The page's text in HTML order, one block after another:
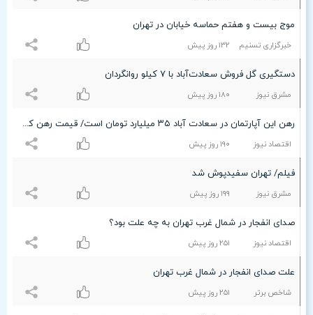
موج بیست و هفتم حماسه خیابان در تهران
خبرگزاری تسنیم ۱٣۲ روز پیش
دستگیری گل فروش سعادت‌آباد با ۷ کیلو روانگردان
مشرق نیوز ۱۸۰ روز پیش
رهن این آپارتمان در سعادت آباد ٣۵ میلیارد تومان است/ قیمت رهن کامل آپارتمان نوساز در غرب تهران+جدول
اقتصاد نیوز ۱٩۰ روز پیش
فیلم/ تهران سفیدپوش شد
مشرق نیوز ۱٩٩ روز پیش
صدای انفجار در شمال غرب تهران به چه علت بود؟
اقتصاد نیوز ۲۵۱ روز پیش
علت صدای انفجار در شمال غرب تهران
شاخص برتر ۲۵۱ روز پیش